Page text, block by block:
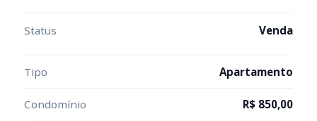
Status Venda
Tipo Apartamento
Condomínio R$ 850,00